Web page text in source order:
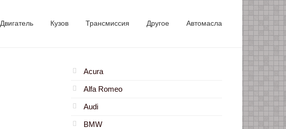
Двигатель Кузов Трансмиссия Другое Автомасла
Acura
Alfa Romeo
Audi
BMW